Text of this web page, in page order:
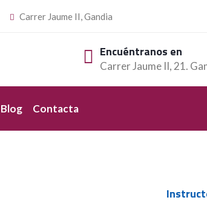
Carrer Jaume II, Gandia
Encuéntranos en
Carrer Jaume II, 21.
Blog Contacta